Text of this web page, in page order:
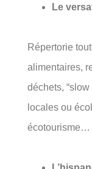
Le
Répertorie
alimentaires,
déchets,
locales ou
écotourisme…